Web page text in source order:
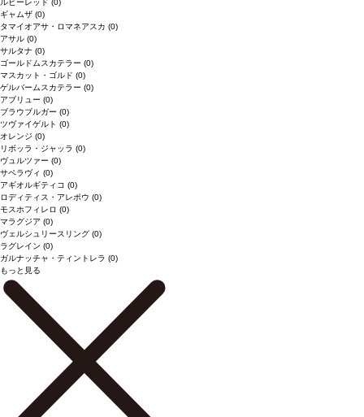
ルビーレッド (0)
ギャムザ (0)
タマイオアサ・ロマネアスカ (0)
アサル (0)
サルタナ (0)
ゴールドムスカテラー (0)
マスカット・ゴルド (0)
ゲルバームスカテラー (0)
アブリュー (0)
ブラウブルガー (0)
ツヴァイゲルト (0)
オレンジ (0)
リボッラ・ジャッラ (0)
ヴュルツァー (0)
サペラヴィ (0)
アギオルギティコ (0)
ロディティス・アレポウ (0)
モスホフィレロ (0)
マラグジア (0)
ヴェルシュリースリング (0)
ラグレイン (0)
ガルナッチャ・ティントレラ (0)
もっと見る